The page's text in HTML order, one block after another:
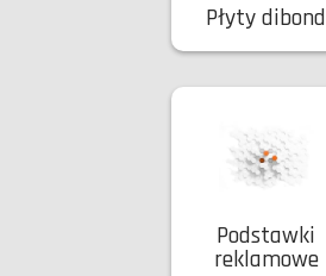
Płyty dibond
Podstawki
reklamowe